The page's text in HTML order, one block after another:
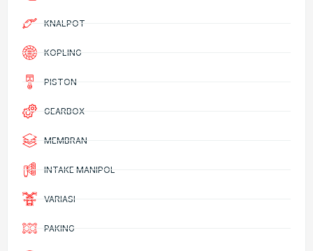
KNALPOT
KOPLING
PISTON
GEARBOX
MEMBRAN
INTAKE MANIPOL
VARIASI
PAKING